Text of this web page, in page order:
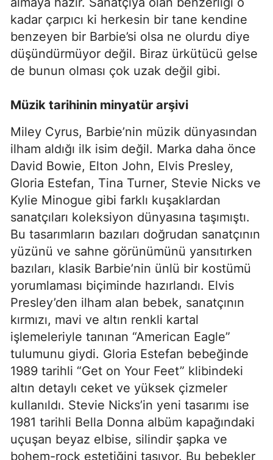
kadar çarpıcı ki herkesin bir tane kendine
benzeyen bir Barbie’si olsa ne olurdu diye
düşündürmüyor değil. Biraz ürkütücü gelse
de bunun olması çok uzak değil gibi.
Müzik tarihinin minyatür arşivi
Miley Cyrus, Barbie’nin müzik dünyasından
ilham aldığı ilk isim değil. Marka daha önce
David Bowie, Elton John, Elvis Presley,
Gloria Estefan, Tina Turner, Stevie Nicks ve
Kylie Minogue gibi farklı kuşaklardan
sanatçıları koleksiyon dünyasına taşımıştı.
Bu tasarımların bazıları doğrudan sanatçının
yüzünü ve sahne görünümünü yansıtırken
bazıları, klasik Barbie’nin ünlü bir kostümü
yorumlaması biçiminde hazırlandı. Elvis
Presley’den ilham alan bebek, sanatçının
kırmızı, mavi ve altın renkli kartal
işlemeleriyle tanınan “American Eagle”
tulumunu giydi. Gloria Estefan bebeğinde
1989 tarihli “Get on Your Feet” klibindeki
altın detaylı ceket ve yüksek çizmeler
kullanıldı. Stevie Nicks’in yeni tasarımı ise
1981 tarihli Bella Donna albüm kapağındaki
uçuşan beyaz elbise, silindir şapka ve
bohem-rock estetiğini taşıyor. Bu bebekler